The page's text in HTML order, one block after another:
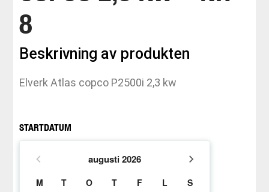
8
Beskrivning av produkten
Elverk Atlas copco P2500i 2,3 kw
STARTDATUM
augusti 2026
M T O T F L S